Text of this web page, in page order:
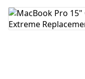
Ajouter un